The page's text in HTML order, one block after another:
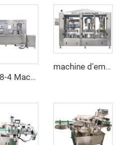
GDF18-4 Machine 2 en 1 pour Remplissage et Sertissage de Canettes en Aluminium pour Bière Artisanale
machine d'embouteillage automatique par vide 16 têtes 12 têtes 2000BPH pour bouteilles de vin 750ML